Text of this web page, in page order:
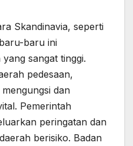
Skandinavia, seperti
baru ini
sangat tinggi.
pedesaan,
dan
Pemerintah
peringatan dan
berisiko. Badan